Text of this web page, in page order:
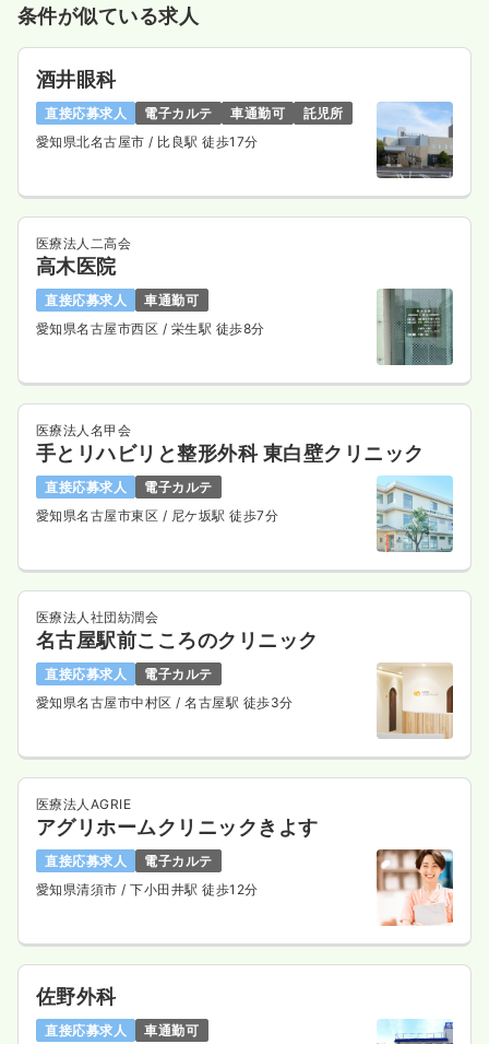
条件が似ている求人
酒井眼科
直接応募求人 電子カルテ 車通勤可
託児所
愛知県北名古屋市 / 比良駅 徒歩17分
医療法人二高会
高木医院
直接応募求人
車通勤可
愛知県名古屋市西区 / 栄生駅 徒歩8分
医療法人名甲会
手とリハビリと整形外科 東白壁クリニック
直接応募求人
電子カルテ
愛知県名古屋市東区 / 尼ケ坂駅 徒歩7分
医療法人社団紡潤会
名古屋駅前こころのクリニック
直接応募求人
電子カルテ
愛知県名古屋市中村区 / 名古屋駅 徒歩3分
医療法人AGRIE
アグリホームクリニックきよす
直接応募求人
電子カルテ
愛知県清須市 / 下小田井駅 徒歩12分
佐野外科
直接応募求人 車通勤可